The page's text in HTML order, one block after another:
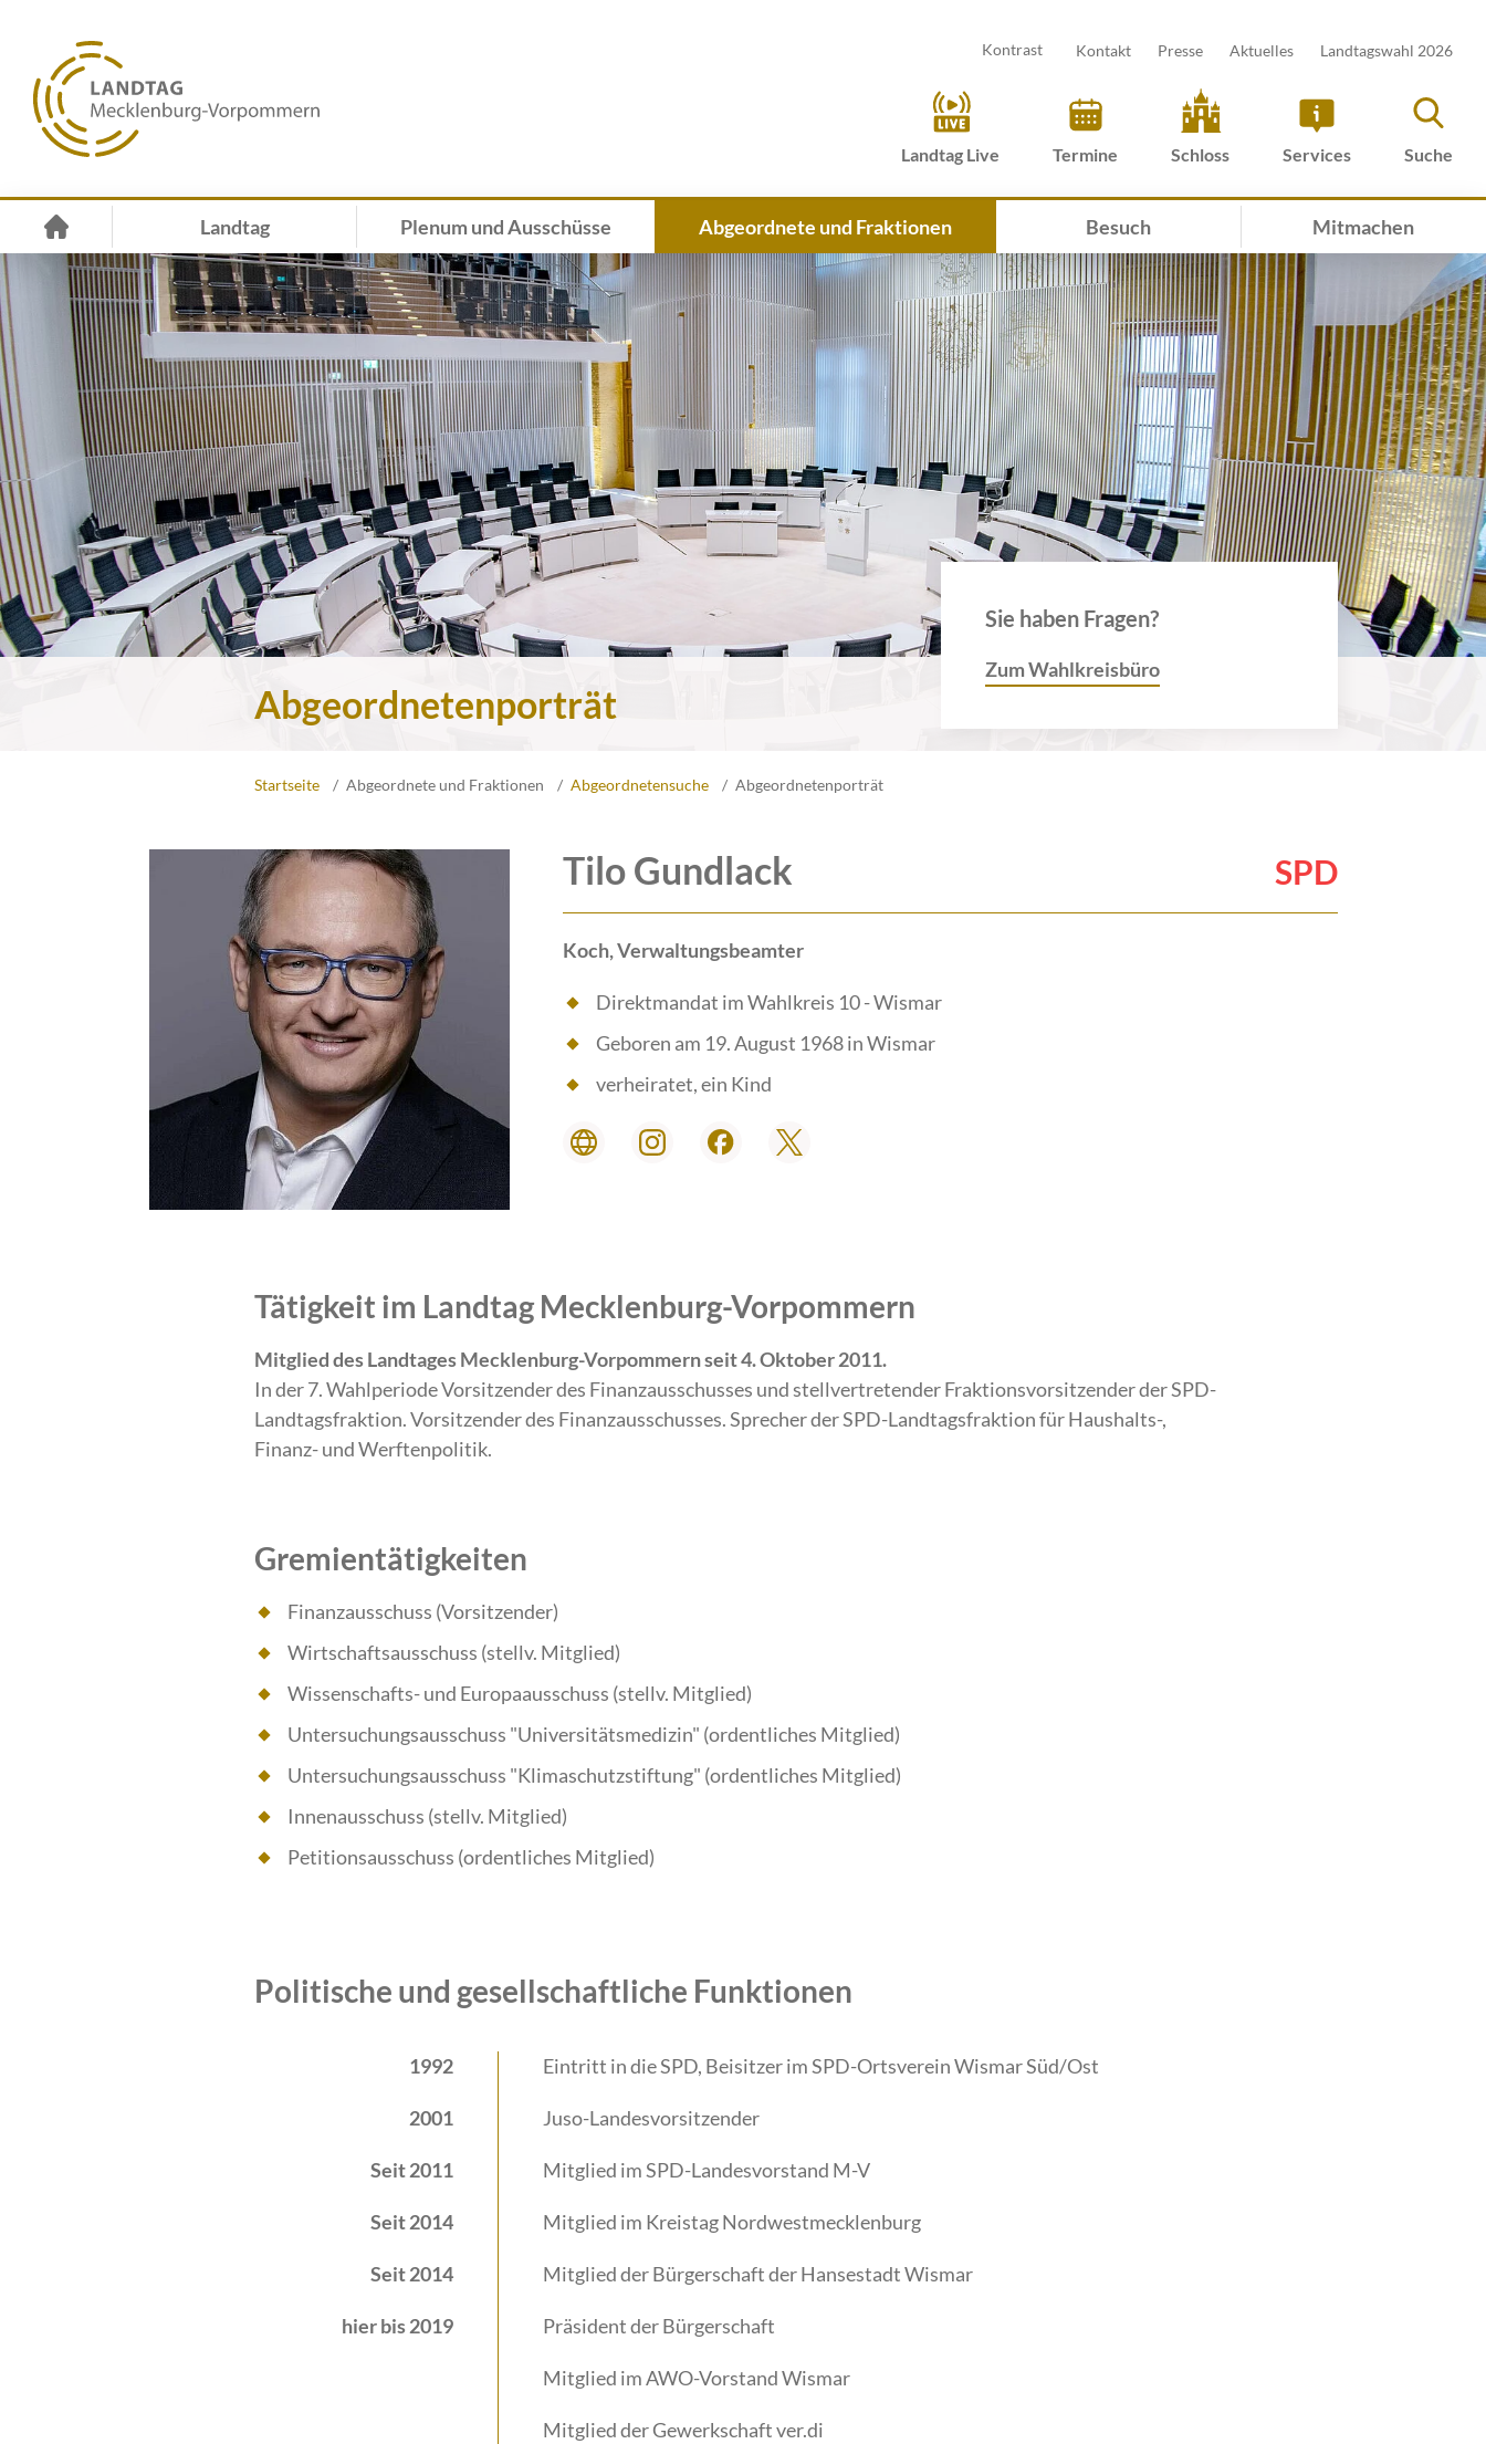
Kontrast Kontakt Presse Aktuelles Landtagswahl 2026
Landtag Live Termine Schloss Services Suche
Landtag Plenum und Ausschüsse Abgeordnete und Fraktionen Besuch Mitmachen
Abgeordnetenporträt
Sie haben Fragen?
Zum Wahlkreisbüro
Startseite Abgeordnete und Fraktionen Abgeordnetensuche Abgeordnetenporträt
Tilo Gundlack SPD
Koch, Verwaltungsbeamter
Direktmandat im Wahlkreis 10 - Wismar
Geboren am 19. August 1968 in Wismar
verheiratet, ein Kind
Tätigkeit im Landtag Mecklenburg-Vorpommern
Mitglied des Landtages Mecklenburg-Vorpommern seit 4. Oktober 2011.
In der 7. Wahlperiode Vorsitzender des Finanzausschusses und stellvertretender Fraktionsvorsitzender der SPD-
Landtagsfraktion. Vorsitzender des Finanzausschusses. Sprecher der SPD-Landtagsfraktion für Haushalts-,
Finanz- und Werftenpolitik.
Gremientätigkeiten
Finanzausschuss (Vorsitzender)
Wirtschaftsausschuss (stellv. Mitglied)
Wissenschafts- und Europaausschuss (stellv. Mitglied)
Untersuchungsausschuss "Universitätsmedizin" (ordentliches Mitglied)
Untersuchungsausschuss "Klimaschutzstiftung" (ordentliches Mitglied)
Innenausschuss (stellv. Mitglied)
Petitionsausschuss (ordentliches Mitglied)
Politische und gesellschaftliche Funktionen
1992 Eintritt in die SPD, Beisitzer im SPD-Ortsverein Wismar Süd/Ost
2001 Juso-Landesvorsitzender
Seit 2011 Mitglied im SPD-Landesvorstand M-V
Seit 2014 Mitglied im Kreistag Nordwestmecklenburg
Seit 2014 Mitglied der Bürgerschaft der Hansestadt Wismar
hier bis 2019 Präsident der Bürgerschaft
Mitglied im AWO-Vorstand Wismar
Mitglied der Gewerkschaft ver.di